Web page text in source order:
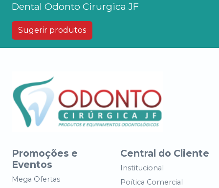
Dental Odonto Cirurgica JF
Sugerir produtos
Promoções e
Eventos
Mega Ofertas
Central do Cliente
Institucional
Poítica Comercial